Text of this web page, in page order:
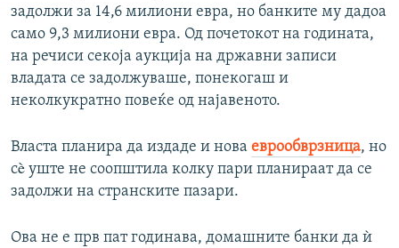
задолжи за 14,6 милиони евра, но банките му дадоа
само 9,3 милиони евра. Од почетокот на годината,
на речиси секоја аукција на државни записи
владата се задолжуваше, понекогаш и
неколкукратно повеќе од најавеното.
Власта планира да издаде и нова еврообврзница, но
сè уште не соопштила колку пари планираат да се
задолжи на странските пазари.
Ова не е прв пат годинава, домашните банки да ѝ